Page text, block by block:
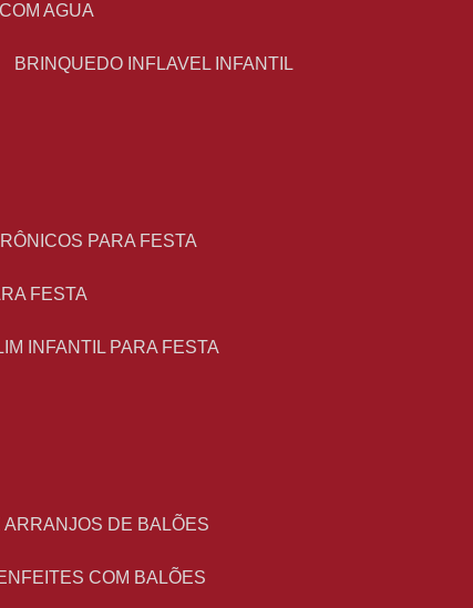
AGUA
BRINQUEDO INFLAVEL INFANTIL
PARA FESTA
FESTA
INFANTIL PARA FESTA
ARRANJOS DE BALÕES
COM BALÕES